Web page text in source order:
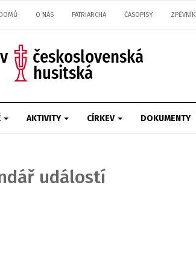
DOMŮ O NÁS PATRIARCHA ČASOPISY ZPĚVNÍK
AKTIVITY CÍRKEV DOKUMENTY
událostí